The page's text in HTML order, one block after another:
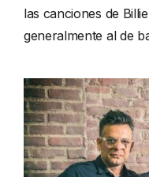
las canciones de
generalmente al de